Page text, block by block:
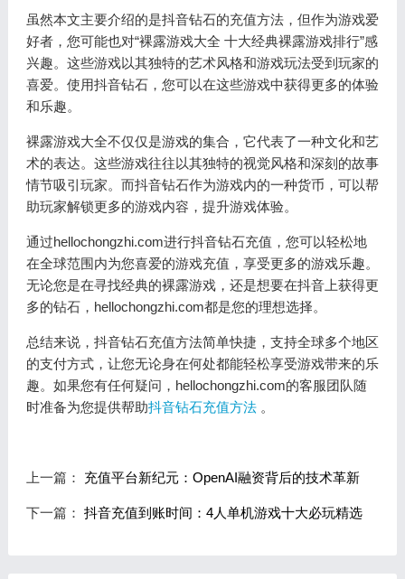
虽然本文主要介绍的是抖音钻石的充值方法，但作为游戏爱
好者，您可能也对“裸露游戏大全 十大经典裸露游戏排行”感
兴趣。这些游戏以其独特的艺术风格和游戏玩法受到玩家的
喜爱。使用抖音钻石，您可以在这些游戏中获得更多的体验
和乐趣。
裸露游戏大全不仅仅是游戏的集合，它代表了一种文化和艺
术的表达。这些游戏往往以其独特的视觉风格和深刻的故事
情节吸引玩家。而抖音钻石作为游戏内的一种货币，可以帮
助玩家解锁更多的游戏内容，提升游戏体验。
通过hellochongzhi.com进行抖音钻石充值，您可以轻松地
在全球范围内为您喜爱的游戏充值，享受更多的游戏乐趣。
无论您是在寻找经典的裸露游戏，还是想要在抖音上获得更
多的钻石，hellochongzhi.com都是您的理想选择。
总结来说，抖音钻石充值方法简单快捷，支持全球多个地区
的支付方式，让您无论身在何处都能轻松享受游戏带来的乐
趣。如果您有任何疑问，hellochongzhi.com的客服团队随
时准备为您提供帮助抖音钻石充值方法。
上一篇： 充值平台新纪元：OpenAI融资背后的技术革新
下一篇： 抖音充值到账时间：4人单机游戏十大必玩精选